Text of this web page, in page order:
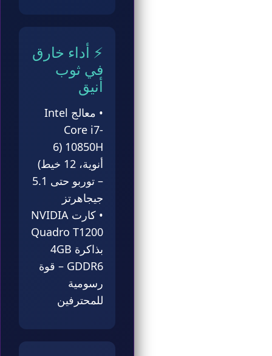
⚡ أداء خارق
في ثوب
أنيق
• معالج Intel
Core i7-
10850H (6
أنوية، 12 خيط)
– توربو حتى 5.1
جيجاهرتز
• كارت NVIDIA
Quadro T1200
بذاكرة 4GB
GDDR6 – قوة
رسومية
للمحترفين